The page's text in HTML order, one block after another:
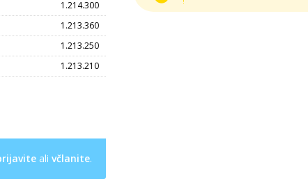
1.214.300
1.213.360
1.213.250
1.213.210
ali včlanite.